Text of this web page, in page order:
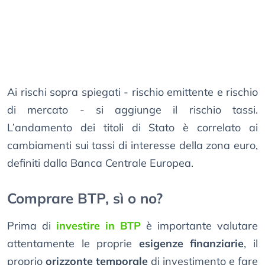
Ai rischi sopra spiegati - rischio emittente e rischio
di mercato - si aggiunge il rischio tassi.
L’andamento dei titoli di Stato è correlato ai
cambiamenti sui tassi di interesse della zona euro,
definiti dalla Banca Centrale Europea.
Comprare BTP, sì o no?
Prima di investire in BTP è importante valutare
attentamente le proprie esigenze finanziarie, il
proprio orizzonte temporale di investimento e fare